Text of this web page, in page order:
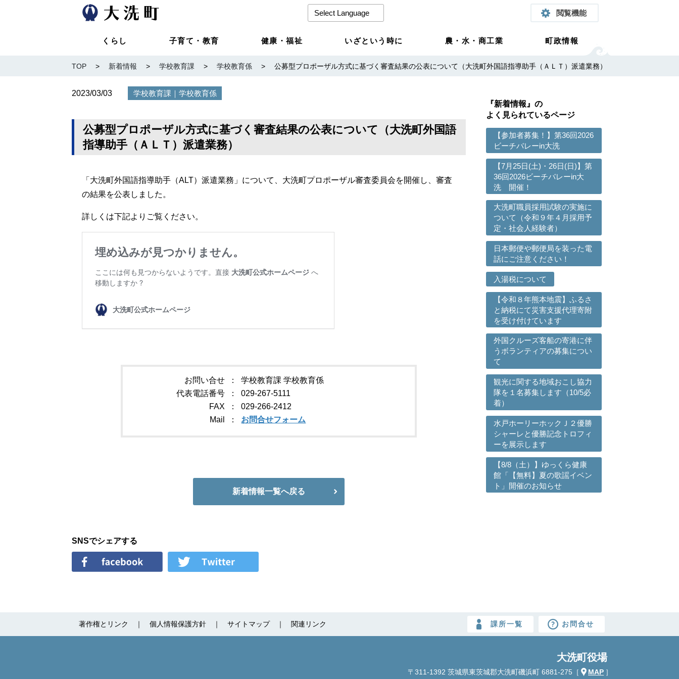
閲覧機能
くらし 子育て・教育 健康・福祉 いざという時に 農・水・商工業 町政情報
TOP > 新着情報 > 学校教育課 > 学校教育係 > 公募型プロポーザル方式に基づく審査結果の公表について（大洗町外国語指導助手（ＡＬＴ）派遣業務）
2023/03/03 学校教育課 ｜ 学校教育係
公募型プロポーザル方式に基づく審査結果の公表について（大洗町外国語
指導助手（ＡＬＴ）派遣業務）
「大洗町外国語指導助手（ALT）派遣業務」について、大洗町プロポーザル審査委員会を開催し、審査
の結果を公表しました。
詳しくは下記よりご覧ください。
お問い合せ
学校教育課 学校教育係
代表電話番号
029-267-5111
FAX
029-266-2412
Mail
お問合せフォーム
新着情報一覧へ戻る
SNSでシェアする
『新着情報』の
よく見られているページ
【参加者募集！】第36回2026
ビーチバレーin大洗
【7月25日(土)・26日(日)】第
36回2026ビーチバレーin大
洗 開催！
大洗町職員採用試験の実施に
ついて（令和９年４月採用予
定・社会人経験者）
日本郵便や郵便局を装った電
話にご注意ください！
入湯税について
【令和８年熊本地震】ふるさ
と納税にて災害支援代理寄附
を受け付けています
外国クルーズ客船の寄港に伴
うボランティアの募集につい
て
観光に関する地域おこし協力
隊を１名募集します（10/5必
着）
水戸ホーリーホックＪ２優勝
シャーレと優勝記念トロフィ
ーを展示します
【8/8（土）】ゆっくら健康
館「【無料】夏の歌謡イベン
ト」開催のお知らせ
著作権とリンク 個人情報保護方針 サイトマップ 関連リンク 課所一覧 お問合せ
大洗町役場
〒311-1392 茨城県東茨城郡大洗町磯浜町 6881-275 ［ MAP ］